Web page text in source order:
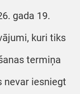
gada 19.
kuri tiks
termiņa
nevar iesniegt